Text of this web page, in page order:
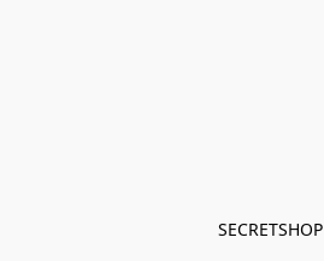
SECRETSHOP